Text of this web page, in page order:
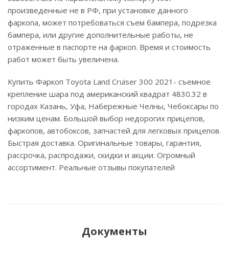
произведенные не в РФ, при установке данного
фаркопа, может потребоваться съем бампера, подрезка
бампера, или другие дополнительные работы, не
отраженные в паспорте на фаркоп. Время и стоимость
работ может быть увеличена.
Купить Фаркоп Toyota Land Cruiser 300 2021- съемное
крепление шара под американский квадрат 4830.32 в
городах Казань, Уфа, Набережные Челны, Чебоксары по
низким ценам. Большой выбор недорогих прицепов,
фаркопов, автобоксов, запчастей для легковых прицепов.
Быстрая доставка. Оригинальные товары, гарантия,
рассрочка, распродажи, скидки и акции. Огромный
ассортимент. Реальные отзывы покупателей
Документы